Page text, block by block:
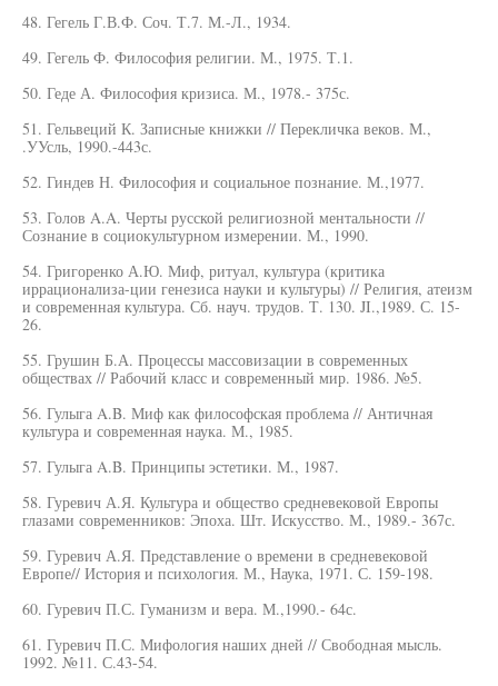
48. Гегель Г.В.Ф. Соч. Т.7. М.-Л., 1934.
49. Гегель Ф. Философия религии. М., 1975. Т.1.
50. Геде А. Философия кризиса. М., 1978.- 375с.
51. Гельвеций К. Записные книжки // Перекличка веков. М.,
.УУсль, 1990.-443с.
52. Гиндев Н. Философия и социальное познание. М.,1977.
53. Голов A.A. Черты русской религиозной ментальности //
Сознание в социокультурном измерении. М., 1990.
54. Григоренко А.Ю. Миф, ритуал, культура (критика
иррационализа-ции генезиса науки и культуры) // Религия, атеизм
и современная культура. Сб. науч. трудов. Т. 130. JI.,1989. С. 15-
26.
55. Грушин Б.А. Процессы массовизации в современных
обществах // Рабочий класс и современный мир. 1986. №5.
56. Гулыга A.B. Миф как философская проблема // Античная
культура и современная наука. М., 1985.
57. Гулыга A.B. Принципы эстетики. М., 1987.
58. Гуревич А.Я. Культура и общество средневековой Европы
глазами современников: Эпоха. Шт. Искусство. М., 1989.- 367с.
59. Гуревич А.Я. Представление о времени в средневековой
Европе// История и психология. М., Наука, 1971. С. 159-198.
60. Гуревич П.С. Гуманизм и вера. М.,1990.- 64с.
61. Гуревич П.С. Мифология наших дней // Свободная мысль.
1992. №11. С.43-54.